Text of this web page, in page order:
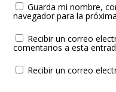
Guarda mi nombre,
navegador para la
Recibir un correo
comentarios a esta
Recibir un correo